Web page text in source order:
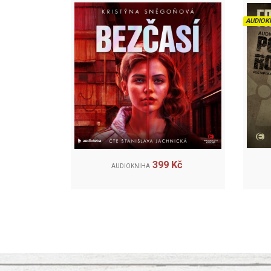
AUDIOKNIHA 399 Kč